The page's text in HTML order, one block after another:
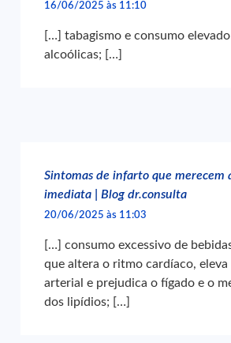
16/06/2025 às 11:10
[…] tabagismo e consumo
alcoólicas; […]
Sintomas de infarto que merecem
imediata | Blog dr.consulta
20/06/2025 às 11:03
[…] consumo excessivo de
que altera o ritmo cardíaco, eleva
arterial e prejudica o fígado e o
dos lipídios; […]